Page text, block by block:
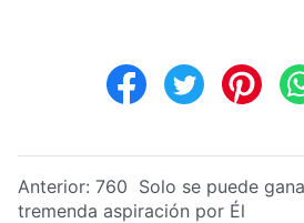
Anterior: 760 Solo se puede
tremenda aspiración por Él